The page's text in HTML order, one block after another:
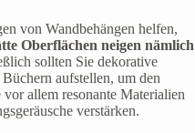
von Wandbehängen helfen,
Oberflächen neigen nämlich
sollten Sie dekorative
aufstellen, um den
allem resonante Materialien
verstärken.